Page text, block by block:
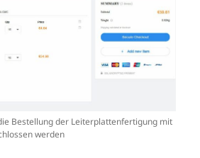
Bestellung der Leiterplattenfertigung mit
werden